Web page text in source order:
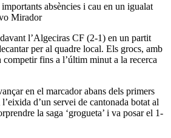
absències i cau en un igualat
Mirador
l’Algeciras CF (2-1) en un partit
per al quadre local. Els grocs, amb
fins a l’últim minut a la recerca
en el marcador abans dels primers
d’un servei de cantonada botat al
la saga ‘grogueta’ i va posar el 1-